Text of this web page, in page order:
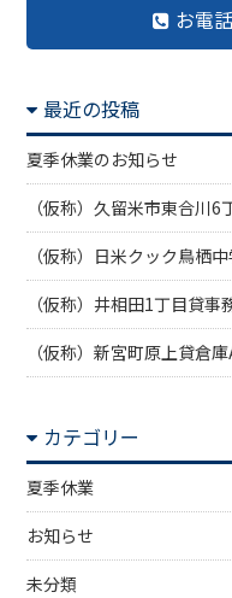
お電
最近の投稿
夏季休業のお知らせ
（仮称）久留米市東合川
（仮称）日米クック鳥栖
（仮称）井相田1丁目貸
（仮称）新宮町原上貸倉
カテゴリー
夏季休業
お知らせ
未分類